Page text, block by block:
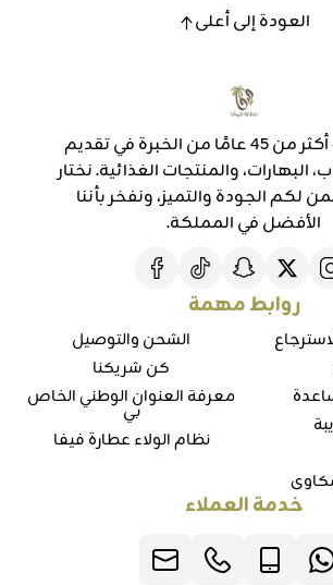
العودة إلى أعلى
عطارة فيفا - أكثر من 45 عامًا من الخبرة في تقديم
البهارات، والمنتجات الغذائية. نختار
لكم الجودة والتميز، ونفخر بأننا
الأفضل في المملكة.
روابط مهمة
الشحن والتوصيل
كن شريكنا
معرفة العنوان الوطني الخاص
بي
نظام الولاء عطارة فيفا
خدمة العملاء